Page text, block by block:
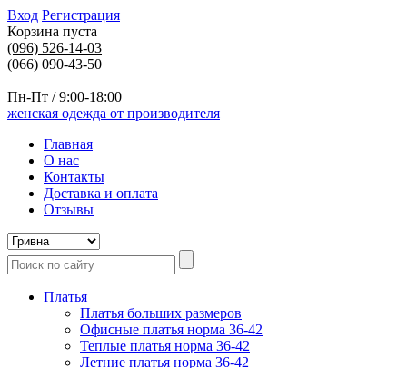
Вход Регистрация
Корзина пуста
(096) 526-14-03
(066) 090-43-50
Пн-Пт / 9:00-18:00
женская одежда от производителя
Главная
О нас
Контакты
Доставка и оплата
Отзывы
Платья
Платья больших размеров
Офисные платья норма 36-42
Теплые платья норма 36-42
Летние платья норма 36-42